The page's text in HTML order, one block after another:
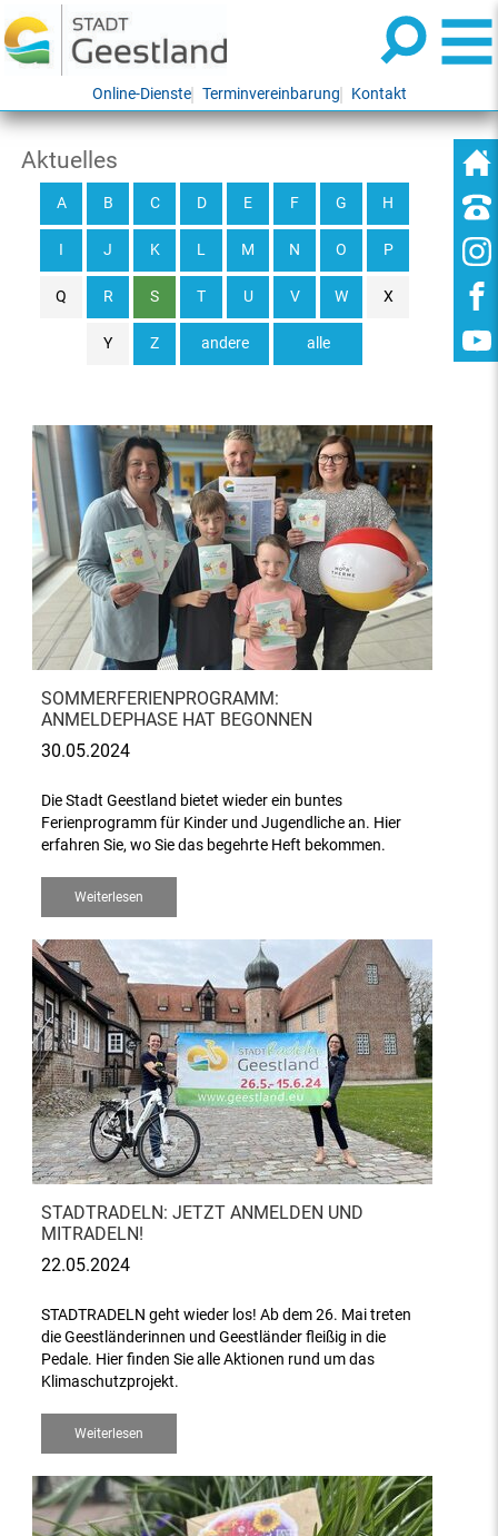
Online-Dienste Terminvereinbarung Kontakt
Aktuelles
alle
A B C D E F G H
I J K L M N O P
Q R S T U V W X
Y Z andere
SOMMERFERIENPROGRAMM:
ANMELDEPHASE HAT BEGONNEN
30.05.2024
Die Stadt Geestland bietet wieder ein buntes
Ferienprogramm für Kinder und Jugendliche an. Hier
erfahren Sie, wo Sie das begehrte Heft bekommen.
Weiterlesen
STADTRADELN: JETZT ANMELDEN UND
MITRADELN!
22.05.2024
STADTRADELN geht wieder los! Ab dem 26. Mai treten
die Geestländerinnen und Geestländer fleißig in die
Pedale. Hier finden Sie alle Aktionen rund um das
Klimaschutzprojekt.
Weiterlesen